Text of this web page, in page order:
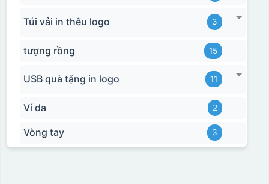
Túi vải in thêu logo 3
tượng rồng 15
USB quà tặng in logo 11
Ví da 2
Vòng tay 3